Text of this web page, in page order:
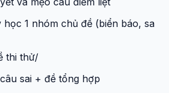
học 1 nhóm chủ đề (biển báo, sa
thi thử/
sai + đề tổng hợp